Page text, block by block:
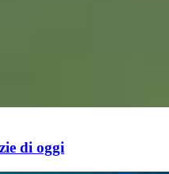
di oggi